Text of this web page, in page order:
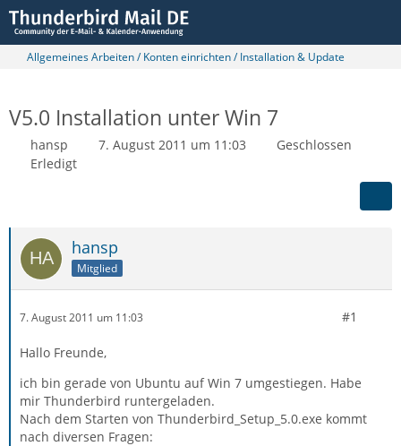
Allgemeines Arbeiten / Konten einrichten / Installation & Update
V5.0 Installation unter Win 7
hansp 7. August 2011 um 11:03
Geschlossen
Erledigt
hansp
Mitglied
7. August 2011 um 11:03 #1
Hallo Freunde,
ich bin gerade von Ubuntu auf Win 7 umgestiegen. Habe
mir Thunderbird runtergeladen.
Nach dem Starten von Thunderbird_Setup_5.0.exe kommt
nach diversen Fragen: